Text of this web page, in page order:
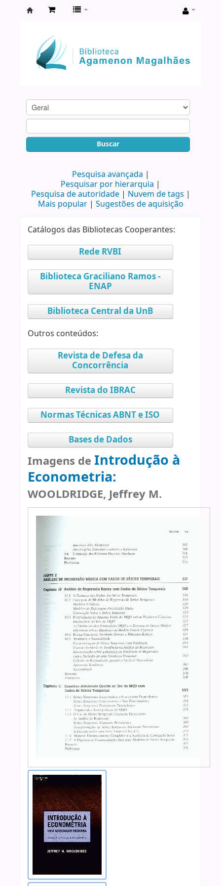
Agamenon
Magalhães
Buscar
Pesquisa avançada
Pesquisar por hierarquia
Pesquisa de autoridade
Nuvem de tags
Mais popular
Sugestões de aquisição
Catálogos das Bibliotecas Cooperantes:
Rede RVBI
Biblioteca Graciliano Ramos -
ENAP
Biblioteca Central da UnB
Outros conteúdos:
Revista de Defesa da
Concorrência
Revista do IBRAC
Normas Técnicas ABNT e ISO
Bases de Dados
Imagens de Introdução à
Econometria:
WOOLDRIDGE, Jeffrey M.